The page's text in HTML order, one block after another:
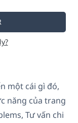
một cái gì đó,
năng của trang
Tư vấn chi